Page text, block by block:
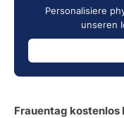
Personalisiere
unseren
Frauentag kostenlos